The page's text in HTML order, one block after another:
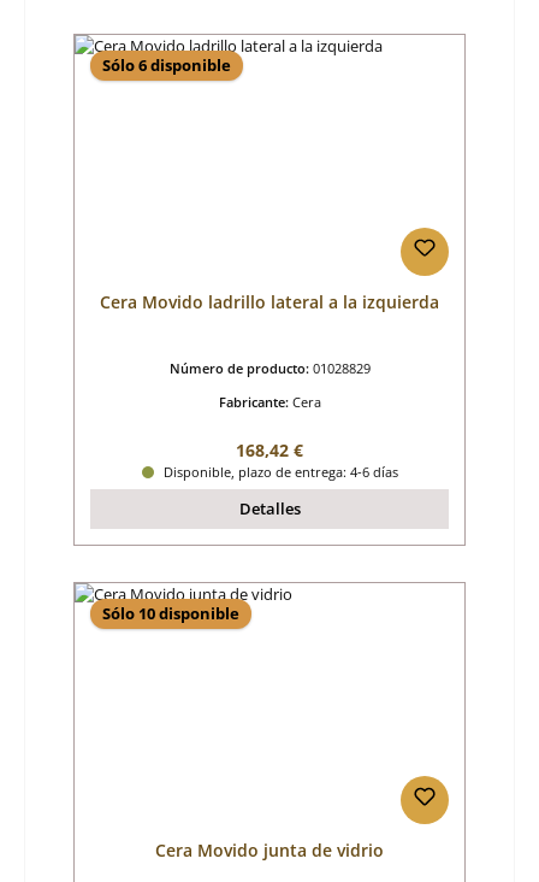
Sólo 6 disponible
Cera Movido ladrillo lateral a la izquierda
Número de producto: 01028829
Fabricante: Cera
Precio normal:
168,42 €
Disponible, plazo de entrega: 4-6 días
Detalles
Sólo 10 disponible
Cera Movido junta de vidrio